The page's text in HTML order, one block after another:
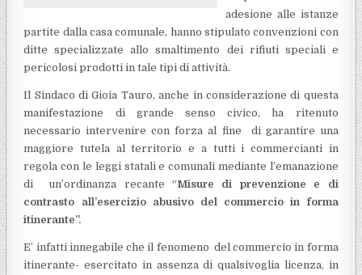
adesione alle istanze
partite dalla casa comunale, hanno stipulato convenzioni con
ditte specializzate allo smaltimento dei rifiuti speciali e
pericolosi prodotti in tale tipi di attività.
Il Sindaco di Gioia Tauro, anche in considerazione di questa
manifestazione di grande senso civico, ha ritenuto
necessario intervenire con forza al fine di garantire una
maggiore tutela al territorio e a tutti i commercianti in
regola con le leggi statali e comunali mediante l’emanazione
di un’ordinanza recante “Misure di prevenzione e di
contrasto all’esercizio abusivo del commercio in forma
itinerante”.
E’ infatti innegabile che il fenomeno del commercio in forma
itinerante- esercitato in assenza di qualsivoglia licenza, in